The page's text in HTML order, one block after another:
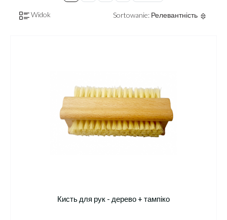
Widok Sortowanie: Релевантність
Кисть для рук - дерево + тампіко